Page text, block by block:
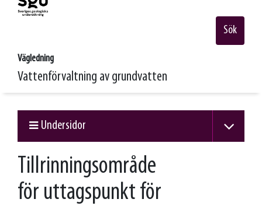
Vägledning
Vattenförvaltning av grundvatten
Sök
Undersidor
Tillrinningsområde
för uttagspunkt för